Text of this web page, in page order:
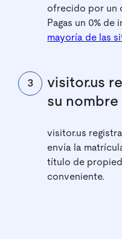
ofrecido por un
Pagas un 0% de
mayoría de las
3
visitor.us
su
visitor.us
envía la
título de
conveniente.